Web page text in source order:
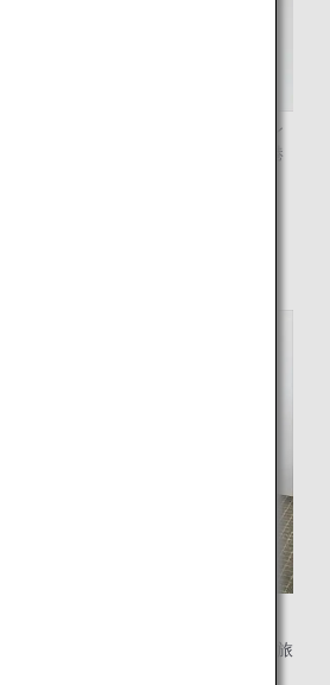
ご用意しております。リクライニン
すのまま昇降できる車を一部の空港
（羽田空港第2旅客ターミ
～19:00
が不安なお客様のために、羽田第2旅
トをご用意しました。